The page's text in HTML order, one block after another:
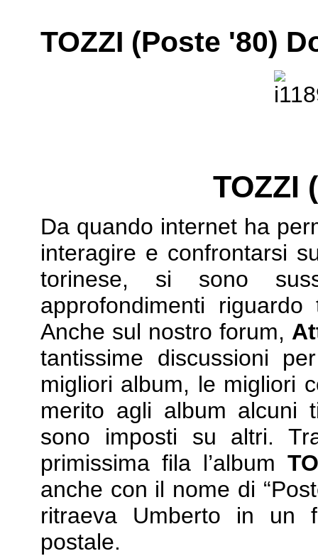
TOZZI (Poste '80)
TOZZI
Da quando internet ha
interagire e confrontarsi
torinese, si sono
approfondimenti
Anche sul nostro forum,
tantissime discussioni
migliori album, le migliori
merito agli album alcuni
sono imposti su altri.
primissima fila l’album
anche con il nome di
ritraeva Umberto in un
postale.